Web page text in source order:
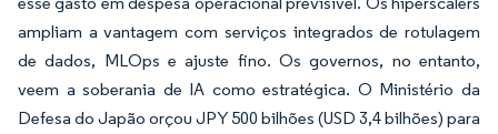
ampliam a vantagem com serviços integrados de rotulagem
de dados, MLOps e ajuste fino. Os governos, no entanto,
veem a soberania de IA como estratégica. O Ministério da
Defesa do Japão orçou JPY 500 bilhões (USD 3,4 bilhões) para